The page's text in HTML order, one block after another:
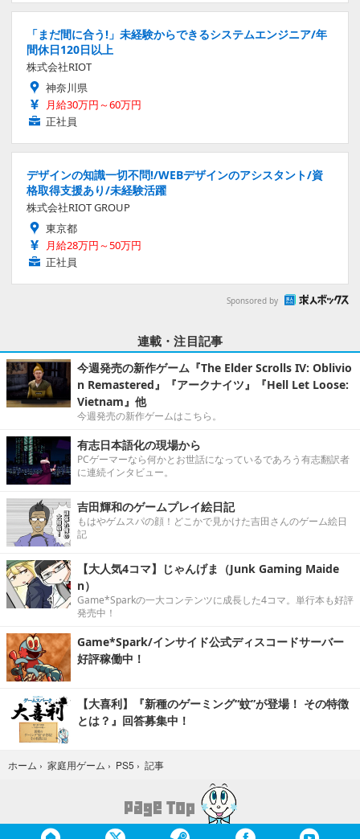
「まだ間に合う!」未経験からできるシステムエンジニア/年
間休日120日以上
株式会社RIOT
神奈川県
月給30万円～60万円
正社員
デザインの知識一切不問!/WEBデザインのアシスタント/資
格取得支援あり/未経験活躍
株式会社RIOT GROUP
東京都
月給28万円～50万円
正社員
Sponsored by
連載・注目記事
今週発売の新作ゲーム『The Elder Scrolls IV: Oblivio
n Remastered』『アークナイツ』『Hell Let Loose:
Vietnam』他
今週発売の新作ゲームはこちら。
有志日本語化の現場から
PCゲーマーなら何かとお世話になっているであろう有志翻訳者
に連続インタビュー。
吉田輝和のゲームプレイ絵日記
もはやゲムスパの顔！どこかで見かけた吉田さんのゲーム絵日
記
【大人気4コマ】じゃんげま（Junk Gaming Maide
n）
Game*Sparkの一大コンテンツに成長した4コマ。単行本も好評
発売中！
Game*Spark/インサイド公式ディスコードサーバー
好評稼働中！
【大喜利】『新種のゲーミング“蚊”が登場！ その特徴
とは？』回答募集中！
ホーム › 家庭用ゲーム › PS5 › 記事